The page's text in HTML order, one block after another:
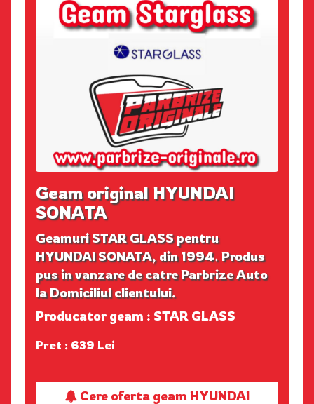
Geam original HYUNDAI
SONATA
Geamuri STAR GLASS pentru
HYUNDAI SONATA, din 1994. Produs
pus in vanzare de catre Parbrize Auto
la Domiciliul clientului.
Producator geam : STAR GLASS
Pret : 639 Lei
Cere oferta geam HYUNDAI